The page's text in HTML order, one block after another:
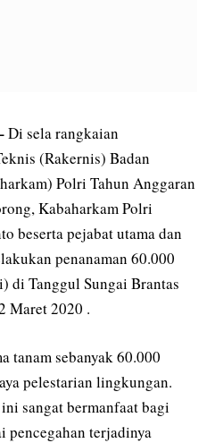
Di sela rangkaian
(Rakernis) Badan
Polri Tahun Anggaran
Kabaharkam Polri
beserta pejabat utama dan
penanaman 60.000
di Tanggul Sungai Brantas
Maret 2020 .
tanam sebanyak 60.000
pelestarian lingkungan.
sangat bermanfaat bagi
pencegahan terjadinya